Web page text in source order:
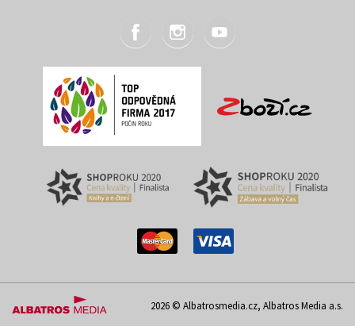
2026 © Albatrosmedia.cz, Albatros Media a.s.